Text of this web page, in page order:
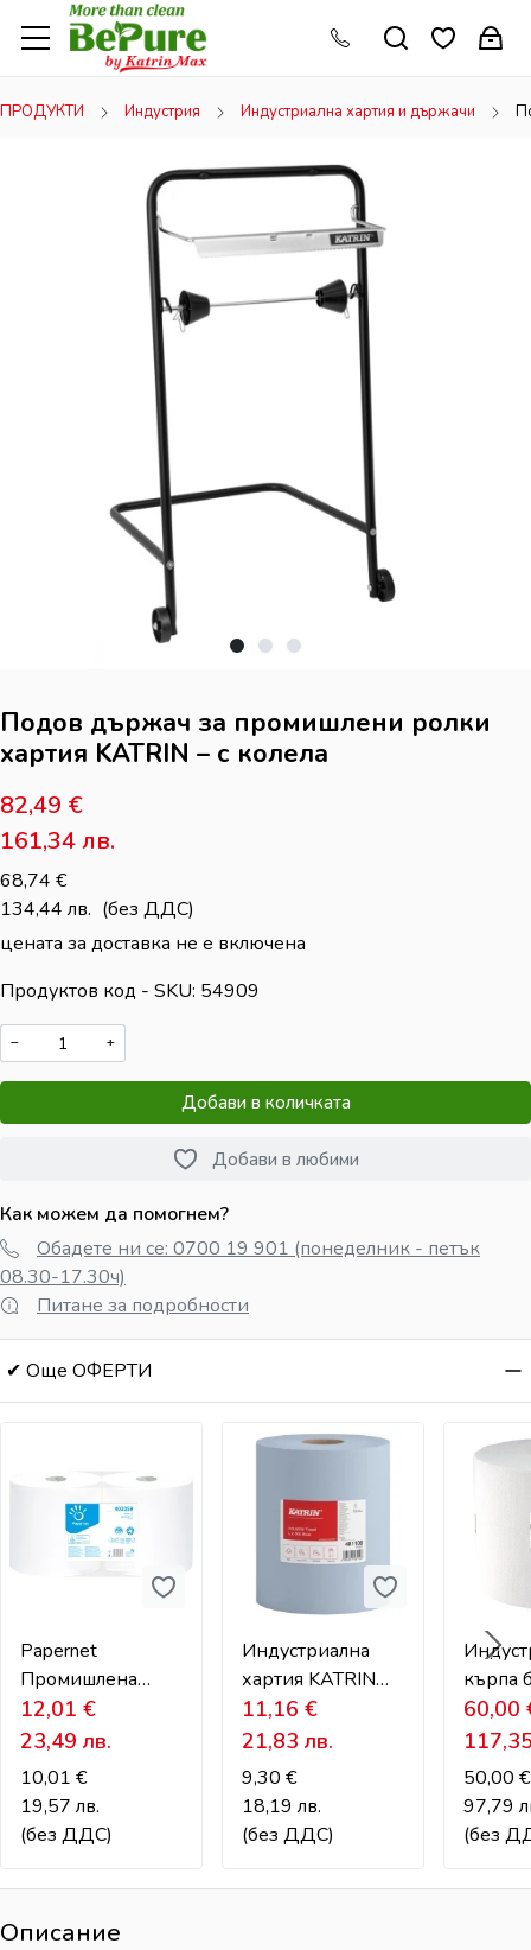
ПРОДУКТИ Индустрия Индустриална хартия и държачи
Подов държач за промишлени ролки
хартия KATRIN – с колела
82,49 €
161,34лв.
68,74 €
134,44 лв. (без ДДС)
цената за доставка не е включена
Продуктов код - SKU 54909
− +
Добави в количката
Добави в любими
Как можем да помогнем?
Обадете ни се: 0700 19 901 (понеделник - петък
08.30-17.30ч)
Питане за подробности
✔ Още ОФЕРТИ
Papernet
Промишлена
хартия на големи
ролки – 2-
пластова,
целулоза
12,01 €
23,49 лв.
10,01 €
19,57 лв.
(без ДДС)
Индустриална
хартия KATRIN
синя – 2-пластова,
180 м
11,16€
21,83лв.
9,30€
18,19лв.
(без ДДС)
кърпа
MAX –
среди
60,00
50,00€
97,79
(без
Описание